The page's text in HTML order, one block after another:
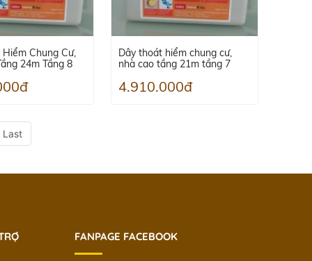
Chung Cư,
24m Tầng 8
Dây thoát hiểm chung cư,
nhà cao tầng 21m tầng 7
4.910.000đ
Last
FANPAGE FACEBOOK